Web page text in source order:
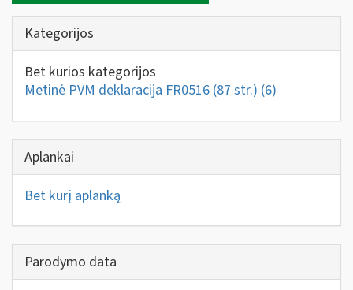
Kategorijos
Bet kurios kategorijos
Metinė PVM deklaracija FR0516 (87 str.) (6)
Aplankai
Bet kurį aplanką
Parodymo data